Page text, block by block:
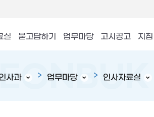
실 묻고답하기 업무마당 고시공고 지
사과 업무마당 인사자료실